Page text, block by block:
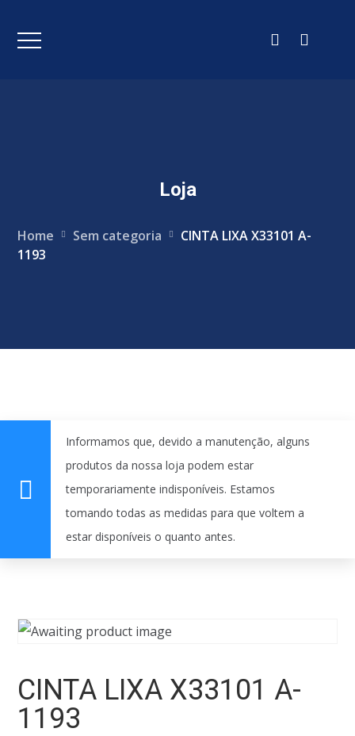
Loja
Home Sem categoria
CINTA LIXA X33101 A-
1193
Informamos que, devido a manutenção, alguns
produtos da nossa loja podem estar
temporariamente indisponíveis. Estamos
tomando todas as medidas para que voltem a
estar disponíveis o quanto antes.
CINTA LIXA X33101 A-
1193